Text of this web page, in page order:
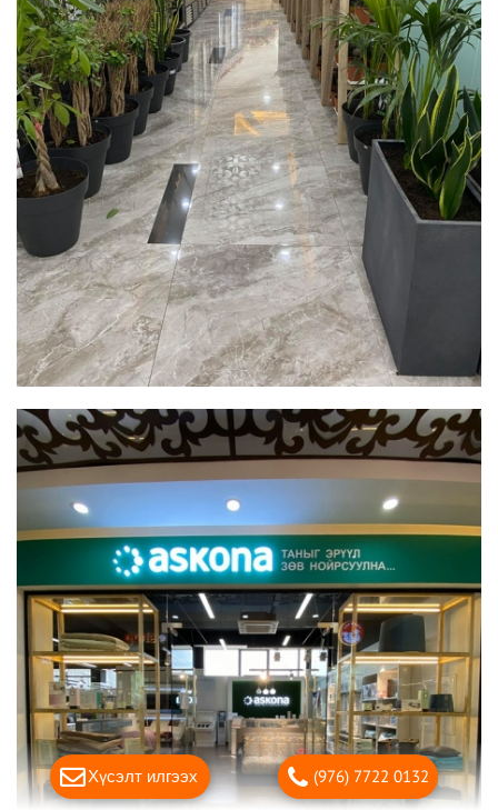
Хүсэлт илгээх (976) 7722 0132